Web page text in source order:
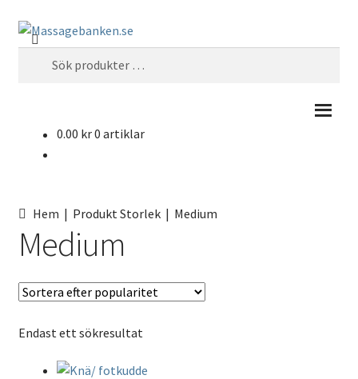
Hoppa
till
navigering
Hoppa
till
innehåll
Sök
0.00 kr0 artiklar
Hem | Produkt Storlek | Medium
Medium
Endast ett sökresultat